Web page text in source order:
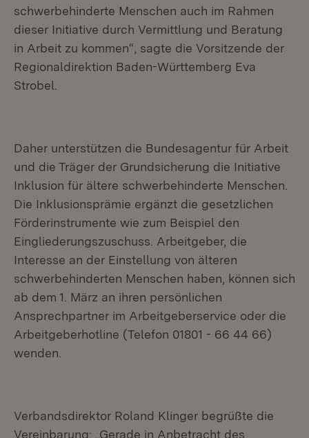
schwerbehinderte Menschen auch im Rahmen
dieser Initiative durch Vermittlung und Beratung
in Arbeit zu kommen“, sagte die Vorsitzende der
Regionaldirektion Baden-Württemberg Eva
Strobel.
Daher unterstützen die Bundesagentur für Arbeit
und die Träger der Grundsicherung die Initiative
Inklusion für ältere schwerbehinderte Menschen.
Die Inklusionsprämie ergänzt die gesetzlichen
Förderinstrumente wie zum Beispiel den
Eingliederungszuschuss. Arbeitgeber, die
Interesse an der Einstellung von älteren
schwerbehinderten Menschen haben, können sich
ab dem 1. März an ihren persönlichen
Ansprechpartner im Arbeitgeberservice oder die
Arbeitgeberhotline (Telefon 01801 - 66 44 66)
wenden.
Verbandsdirektor Roland Klinger begrüßte die
Vereinbarung: „Gerade in Anbetracht des